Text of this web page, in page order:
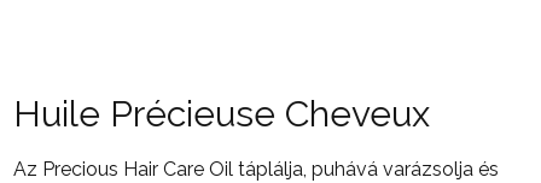
Huile Précieuse Cheveux
Az Precious Hair Care Oil táplálja, puhává varázsolja és